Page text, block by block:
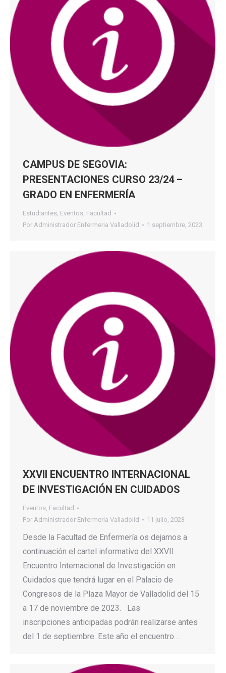
CAMPUS DE SEGOVIA:
PRESENTACIONES CURSO 23/24 –
GRADO EN ENFERMERÍA
Estudiantes, Eventos, Facultad
Por Administrador Enfermeria Valladolid 1 septiembre, 2023
XXVII ENCUENTRO INTERNACIONAL
DE INVESTIGACIÓN EN CUIDADOS
Eventos, Facultad
Por Administrador Enfermeria Valladolid 11 julio, 2023
Desde la Facultad de Enfermería os dejamos a
continuación el cartel informativo del XXVII
Encuentro Internacional de Investigación en
Cuidados que tendrá lugar en el Palacio de
Congresos de la Plaza Mayor de Valladolid del 15
a 17 de noviembre de 2023. Las
inscripciones anticipadas podrán realizarse antes
del 1 de septiembre. Este año el encuentro…